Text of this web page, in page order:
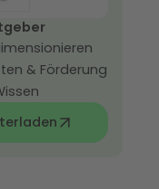
& Förderung